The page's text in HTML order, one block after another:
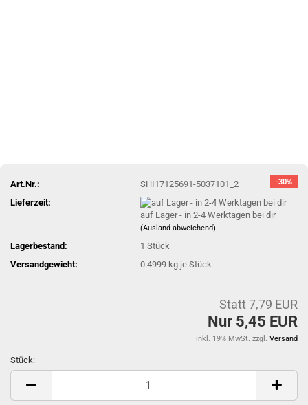
-30%
Art.Nr.:
SHI17125691-5037101_2
Lieferzeit:
auf Lager - in 2-4 Werktagen bei dir
(Ausland abweichend)
Lagerbestand: 1Stück
Versandgewicht:
0.4999 kg je Stück
Statt 7,79 EUR
Nur 5,45 EUR
inkl. 19% MwSt. zzgl. Versand
Stück:
Stück